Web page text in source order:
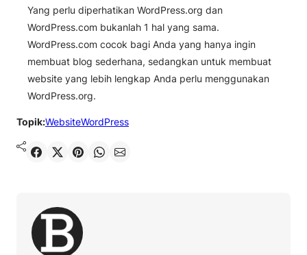
Yang perlu diperhatikan WordPress.org dan
WordPress.com bukanlah 1 hal yang sama.
WordPress.com cocok bagi Anda yang hanya ingin
membuat blog sederhana, sedangkan untuk membuat
website yang lebih lengkap Anda perlu menggunakan
WordPress.org.
Topik:WebsiteWordPress
Shared Share on X Pin It Send on WhatsApp Send on Email